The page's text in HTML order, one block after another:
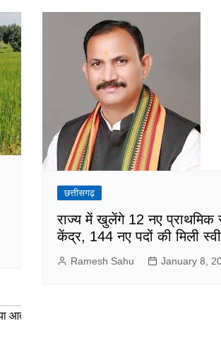
छत्तीसगढ़
राज्य में खुलेंगे 12 नए प्राथमिक
केंद्र, 144 नए पदों की मिली
Ramesh Sahu January 8,